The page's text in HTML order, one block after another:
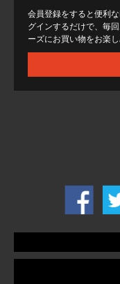
会員登録をすると便利
グインするだけで、毎
ーズにお買い物をお楽し